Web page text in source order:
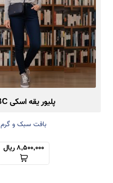
پلیور یقه اسکی JBC
بافت سبک و گرم
8,500,000 ریال